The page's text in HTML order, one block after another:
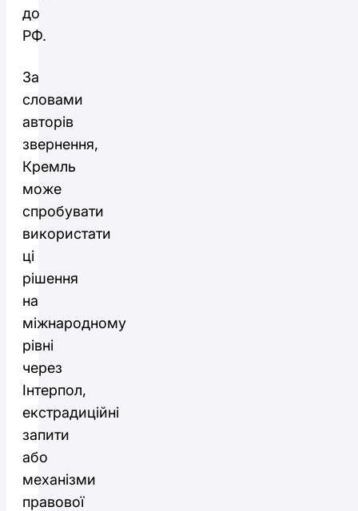
до
РФ.
За
словами
авторів
звернення,
Кремль
може
спробувати
використати
ці
рішення
на
міжнародному
рівні
через
Інтерпол,
екстрадиційні
запити
або
механізми
правової